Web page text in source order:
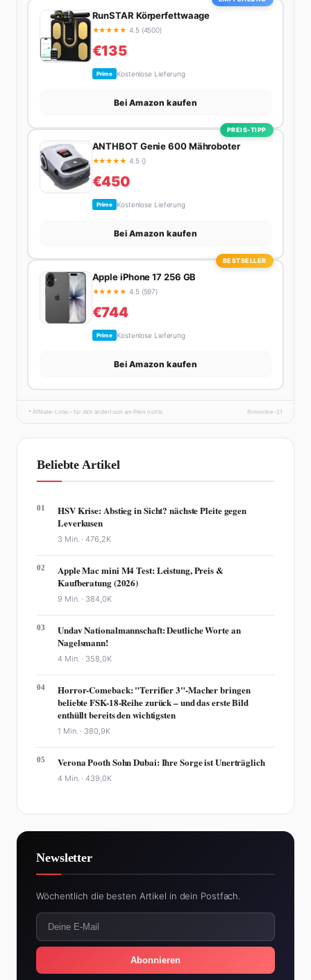
RunSTAR Körperfettwaage
★★★★★ 4.5 (4500)
€135
Prime Kostenlose Lieferung
Bei Amazon kaufen
PREIS-TIPP
ANTHBOT Genie 600 Mähroboter
★★★★★ 4.5 ()
€450
Prime Kostenlose Lieferung
Bei Amazon kaufen
BESTSELLER
Apple iPhone 17 256 GB
★★★★★ 4.5 (597)
€744
Prime Kostenlose Lieferung
Bei Amazon kaufen
* Affiliate-Links – für dich ändert sich am Preis nichts. fhmonline-21
Beliebte Artikel
01
HSV Krise: Abstieg in Sicht? nächste Pleite gegen
Leverkusen
3 Min. ·476,2K
02
Apple Mac mini M4 Test: Leistung, Preis &
Kaufberatung (2026)
9 Min. · 384,0K
03
Undav Nationalmannschaft: Deutliche Worte an
Nagelsmann!
4 Min. · 358,0K
04
Horror-Comeback: "Terrifier 3"-Macher bringen
beliebte FSK-18-Reihe zurück – und das erste Bild
enthüllt bereits den wichtigsten
1 Min. · 380,9K
05 Verona Pooth Sohn Dubai: Ihre Sorge ist Unerträglich
4 Min. ·439,0K
Newsletter
Wöchentlich die besten Artikel in dein Postfach.
Abonnieren